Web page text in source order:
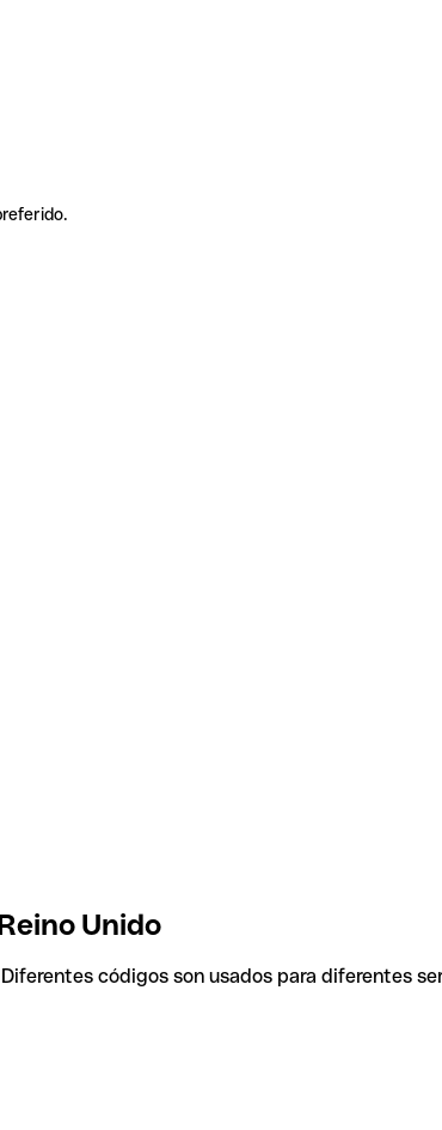
Unido
Diferentes códigos son usados para diferentes